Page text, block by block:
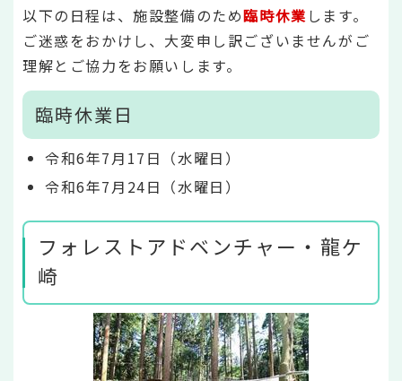
以下の日程は、施設整備のため臨時休業します。
ご迷惑をおかけし、大変申し訳ございませんがご
理解とご協力をお願いします。
臨時休業日
令和6年7月17日（水曜日）
令和6年7月24日（水曜日）
フォレストアドベンチャー・龍ケ
崎